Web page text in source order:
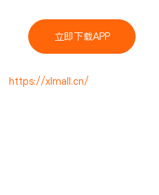
立即下载APP
https://xlmall.cn/